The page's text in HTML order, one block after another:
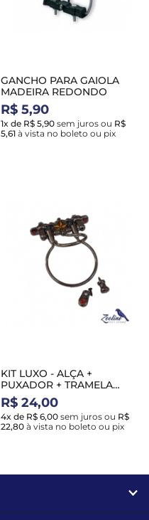
GANCHO PARA GAIOLA
MADEIRA REDONDO
R$ 5,90
1x de R$ 5,90 sem juros ou R$
5,61 à vista no boleto ou pix
KIT LUXO - ALÇA +
PUXADOR + TRAMELA
GRAFITE - COM ESTRELAS
V/A - G
R$ 24,00
4x de R$ 6,00 sem juros ou R$
22,80 à vista no boleto ou pix